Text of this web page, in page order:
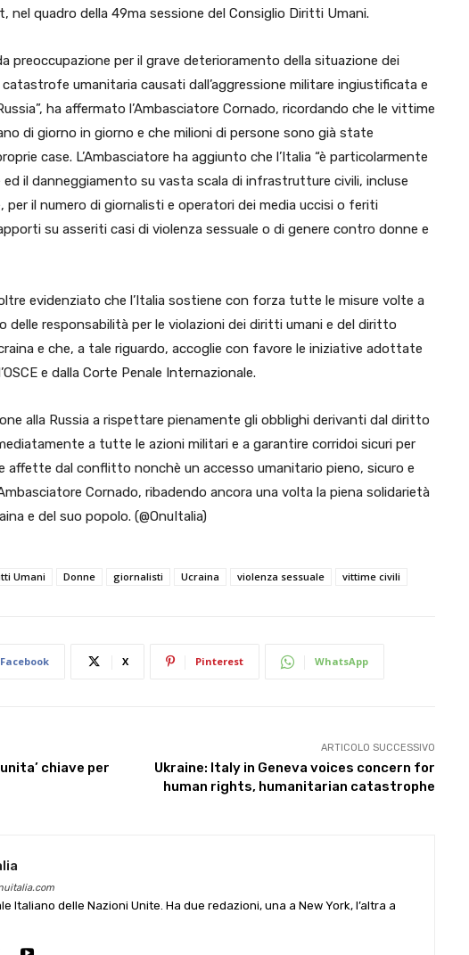
nel quadro della 49ma sessione del Consiglio Diritti Umani.
preoccupazione per il grave deterioramento della situazione dei
umanitaria causati dall’aggressione militare ingiustificata e
ha affermato l’Ambasciatore Cornado, ricordando che le vittime
di giorno in giorno e che milioni di persone sono già state
case. L’Ambasciatore ha aggiunto che l’Italia “è particolarmente
il danneggiamento su vasta scala di infrastrutture civili, incluse
il numero di giornalisti e operatori dei media uccisi o feriti
su asseriti casi di violenza sessuale o di genere contro donne e
evidenziato che l’Italia sostiene con forza tutte le misure volte a
delle responsabilità per le violazioni dei diritti umani e del diritto
e che, a tale riguardo, accoglie con favore le iniziative adottate
e dalla Corte Penale Internazionale.
alla Russia a rispettare pienamente gli obblighi derivanti dal diritto
a tutte le azioni militari e a garantire corridoi sicuri per
affette dal conflitto nonchè un accesso umanitario pieno, sicuro e
Cornado, ribadendo ancora una volta la piena solidarietà
e del suo popolo. (@OnuItalia)
Umani Donne giornalisti Ucraina violenza sessuale vittime civili
Facebook X Pinterest WhatsApp
chiave per
ARTICOLO SUCCESSIVO
Ukraine: Italy in Geneva voices concern for
human rights, humanitarian catastrophe
Italiano delle Nazioni Unite. Ha due redazioni, una a New York, l’altra a